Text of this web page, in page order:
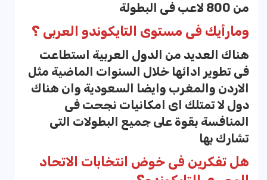
من 800 لاعب فى البطولة
ومارأيك فى مستوى التايكوندو العربى ؟
هناك العديد من الدول العربية استطاعت
فى تطوير ادائها خلال السنوات الماضية مثل
الاردن والمغرب وايضا السعودية وان هناك
دول لا تمتلك اى امكانيات نجحت فى
المنافسة بقوة على جميع البطولات التى
تشارك بها
هل تفكرين فى خوض انتخابات الاتحاد